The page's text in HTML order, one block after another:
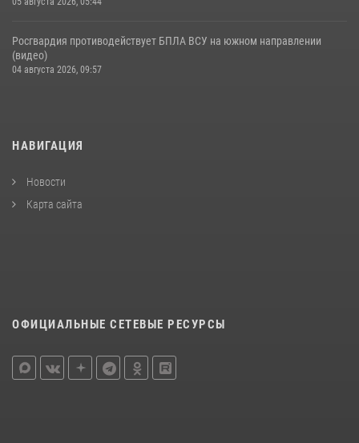
Росгвардия противодействует БПЛА ВСУ на южном направлении
(видео)
04 августа 2026, 09:57
НАВИГАЦИЯ
Новости
Карта сайта
ОФИЦИАЛЬНЫЕ СЕТЕВЫЕ РЕСУРСЫ